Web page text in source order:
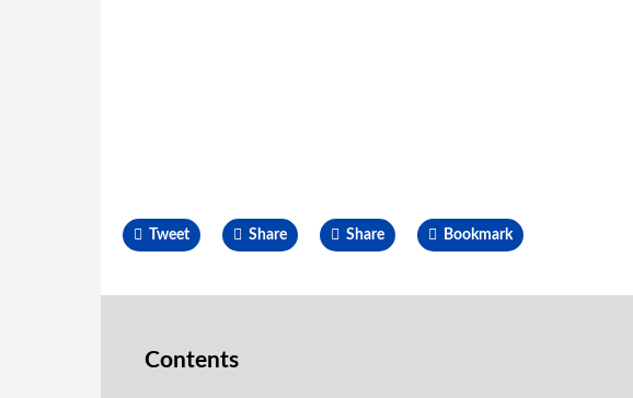
Tweet Share Share Bookmark
Contents